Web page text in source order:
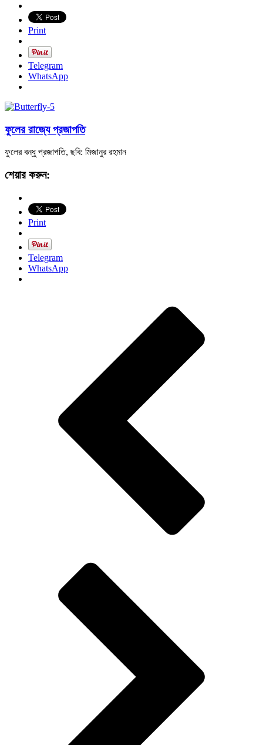
Print
Telegram
WhatsApp
ফুলের রাজ্যে প্রজাপতি
ফুলের বন্ধু প্রজাপতি, ছবি: মিজানুর রহমান
শেয়ার করুন:
Print
Telegram
WhatsApp